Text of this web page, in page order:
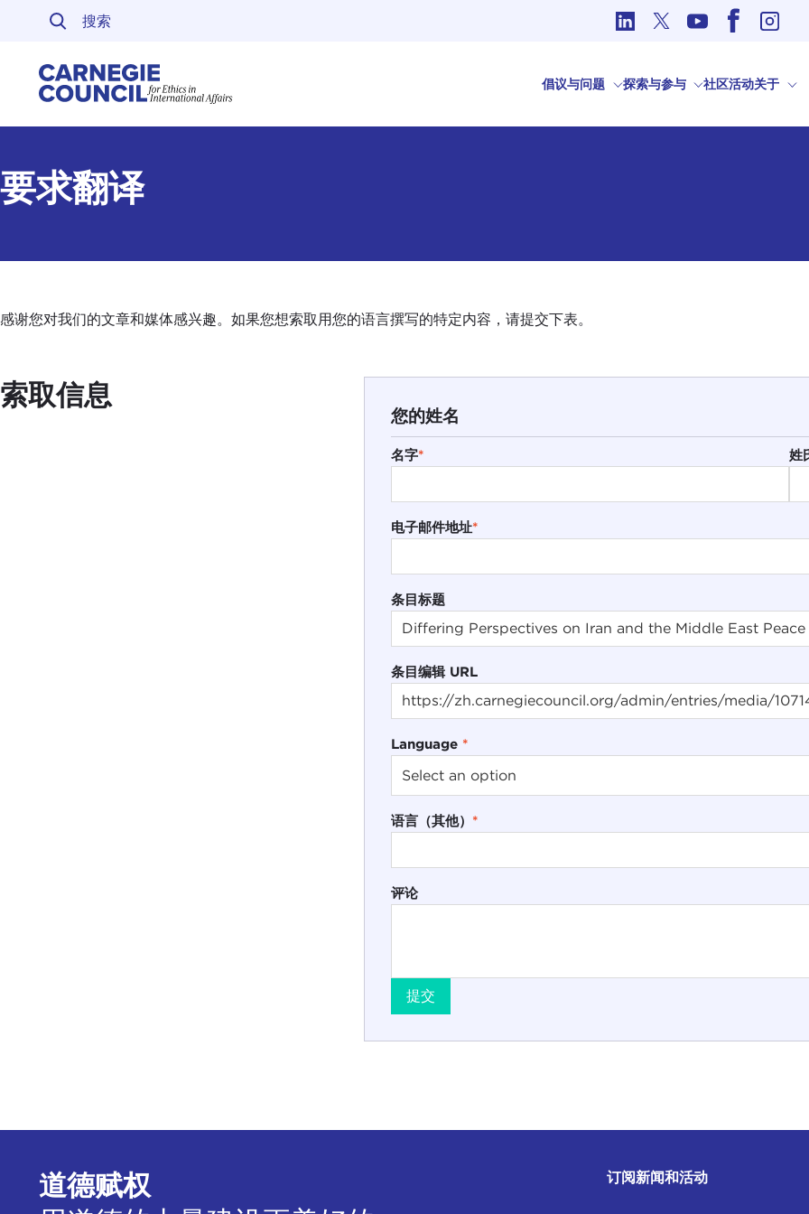
跳至内容
倡议与问题 探索与参与 社区活动关于
要求翻译
感谢您对我们的文章和媒体感兴趣。如果您想索取用您的语言撰写的特定内容，请提交下表。
索取信息
您的姓名
名字* 姓
电子邮件地址*
条目标题
条目编辑 URL
Language *
语言（其他） *
评论
提交
道德赋权
订阅新闻和活动